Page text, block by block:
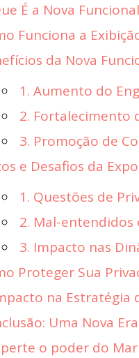
É a Nova
Funciona a
da Nova
1. Aumento do
2. Fortalecimento
3. Promoção de
e Desafios da
1. Questões de
2. Mal-entendidos
3. Impacto nas
Proteger Sua
na Estratégia
Uma Nova
o poder do